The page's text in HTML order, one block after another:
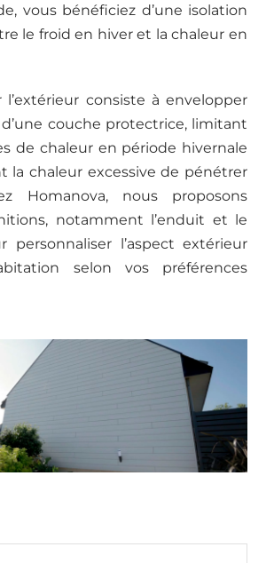
vous bénéficiez d’une isolation
le froid en hiver et la chaleur en
l’extérieur consiste à envelopper
couche protectrice, limitant
de chaleur en période hivernale
la chaleur excessive de pénétrer
Homanova, nous proposons
notamment l’enduit et le
personnaliser l’aspect extérieur
selon vos préférences